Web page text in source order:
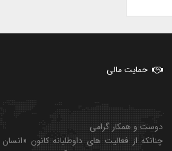
حمایت مالی
دوست و همکار گرامی
چنانکه از فعالیت های داوطلبانه کانون